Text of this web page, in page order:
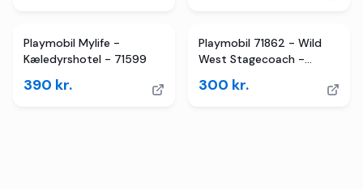
Playmobil Mylife -
Kæledyrshotel - 71599
390 kr.
Playmobil 71862 - Wild
West Stagecoach -
300 kr.